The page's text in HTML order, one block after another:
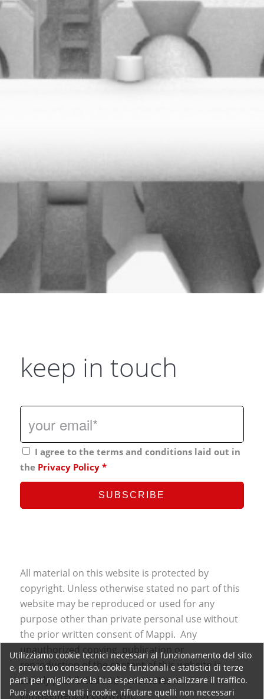
keep in touch
I agree to the terms and conditions laid out in
the Privacy Policy *
All material on this website is protected by
copyright. Unless otherwise stated no part of this
website may be reproduced or used for any
purpose other than private personal use without
the prior written consent of Mappi. Any
unauthorized copying, publication or
reproduction of the content of this website is
strictly prohibited and constitutes an
infringement of copyright.
Utilizziamo cookie tecnici necessari al funzionamento del sito
e, previo tuo consenso, cookie funzionali e statistici di terze
parti per migliorare la tua esperienza e analizzare il traffico.
Puoi accettare tutti i cookie, rifiutare quelli non necessari